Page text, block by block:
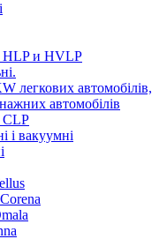
HLP и HVLP
легкових автомобілів,
автомобілів
CLP
і вакуумні